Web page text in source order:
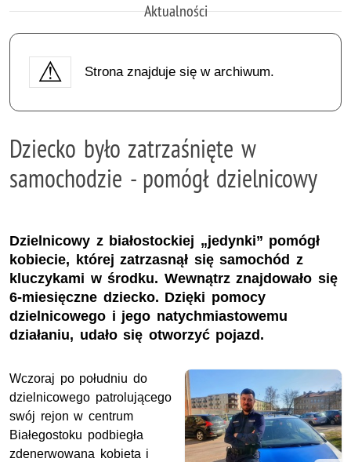
Aktualności
Strona znajduje się w archiwum.
Dziecko było zatrzaśnięte w
samochodzie - pomógł dzielnicowy
Dzielnicowy z białostockiej „jedynki” pomógł
kobiecie, której zatrzasnął się samochód z
kluczykami w środku. Wewnątrz znajdowało się
6-miesięczne dziecko. Dzięki pomocy
dzielnicowego i jego natychmiastowemu
działaniu, udało się otworzyć pojazd.
Wczoraj po południu do
dzielnicowego patrolującego
swój rejon w centrum
Białegostoku podbiegła
zdenerwowana kobieta i